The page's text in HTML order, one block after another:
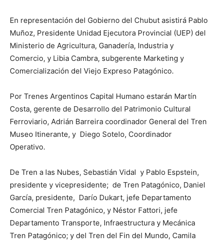
En representación del Gobierno del Chubut asistirá Pablo
Muñoz, Presidente Unidad Ejecutora Provincial (UEP) del
Ministerio de Agricultura, Ganadería, Industria y
Comercio, y Libia Cambra, subgerente Marketing y
Comercialización del Viejo Expreso Patagónico.
Por Trenes Argentinos Capital Humano estarán Martín
Costa, gerente de Desarrollo del Patrimonio Cultural
Ferroviario, Adrián Barreira coordinador General del Tren
Museo Itinerante, y Diego Sotelo, Coordinador
Operativo.
De Tren a las Nubes, Sebastián Vidal y Pablo Espstein,
presidente y vicepresidente; de Tren Patagónico, Daniel
García, presidente, Darío Dukart, jefe Departamento
Comercial Tren Patagónico, y Néstor Fattori, jefe
Departamento Transporte, Infraestructura y Mecánica
Tren Patagónico; y del Tren del Fin del Mundo, Camila